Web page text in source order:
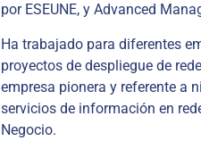
por ESEUNE, y Advanced
Ha trabajado para diferentes
proyectos de despliegue de
empresa pionera y referente a
servicios de información en
Negocio.